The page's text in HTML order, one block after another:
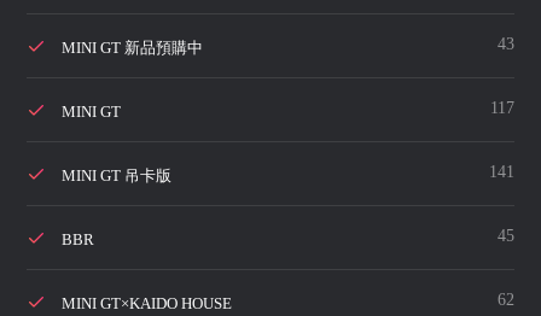
MINI GT 新品預購中 43
MINI GT 117
MINI GT 吊卡版 141
BBR 45
MINI GT×KAIDO HOUSE 62